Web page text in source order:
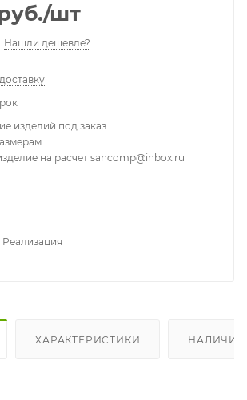
/шт
Нашли дешевле?
изделий под заказ
на расчет sancomp@inbox.ru
ХАРАКТЕРИСТИКИ НАЛИЧИЕ